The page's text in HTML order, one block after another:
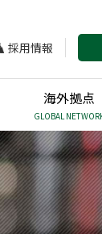
採用情報
海外拠点
GLOBAL